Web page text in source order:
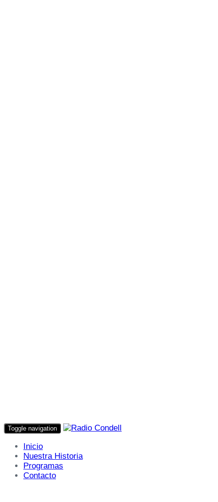
Toggle navigation
Inicio
Nuestra Historia
Programas
Contacto